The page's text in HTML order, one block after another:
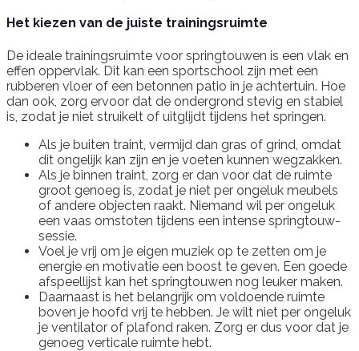
Het kiezen van de juiste trainingsruimte
De ideale trainingsruimte voor springtouwen is een vlak en
effen oppervlak. Dit kan een sportschool zijn met een
rubberen vloer of een betonnen patio in je achtertuin. Hoe
dan ook, zorg ervoor dat de ondergrond stevig en stabiel
is, zodat je niet struikelt of uitglijdt tijdens het springen.
Als je buiten traint, vermijd dan gras of grind, omdat
dit ongelijk kan zijn en je voeten kunnen wegzakken.
Als je binnen traint, zorg er dan voor dat de ruimte
groot genoeg is, zodat je niet per ongeluk meubels
of andere objecten raakt. Niemand wil per ongeluk
een vaas omstoten tijdens een intense springtouw-
sessie.
Voel je vrij om je eigen muziek op te zetten om je
energie en motivatie een boost te geven. Een goede
afspeellijst kan het springtouwen nog leuker maken.
Daarnaast is het belangrijk om voldoende ruimte
boven je hoofd vrij te hebben. Je wilt niet per ongeluk
je ventilator of plafond raken. Zorg er dus voor dat je
genoeg verticale ruimte hebt.